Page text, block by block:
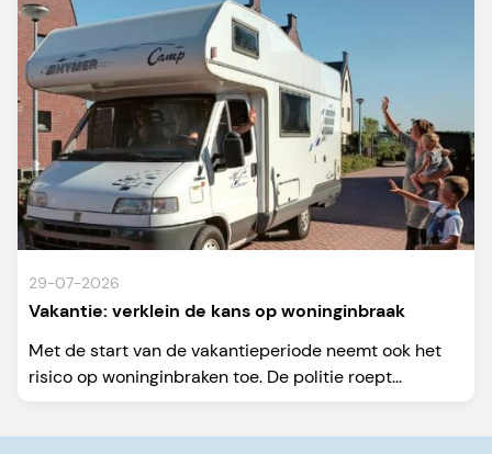
29-07-2026
Vakantie: verklein de kans op woninginbraak
Met de start van de vakantieperiode neemt ook het
risico op woninginbraken toe. De politie roept...